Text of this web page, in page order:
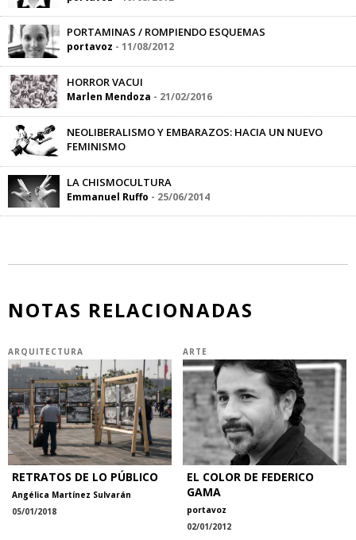
PORTAMINAS / ROMPIENDO ESQUEMAS
portavoz - 11/08/2012
HORROR VACUI
Marlen Mendoza - 21/02/2016
NEOLIBERALISMO Y EMBARAZOS: HACIA UN NUEVO
FEMINISMO
LA CHISMOCULTURA
Emmanuel Ruffo - 25/06/2014
NOTAS RELACIONADAS
ARQUITECTURA
RETRATOS DE LO PÚBLICO
Angélica Martínez Sulvarán
05/01/2018
ARTE
EL COLOR DE FEDERICO
GAMA
portavoz
02/01/2012